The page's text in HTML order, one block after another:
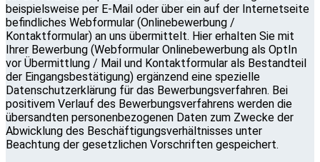
beispielsweise per E-Mail oder über ein auf der Internetseite
befindliches Webformular (Onlinebewerbung /
Kontaktformular) an uns übermittelt. Hier erhalten Sie mit
Ihrer Bewerbung (Webformular Onlinebewerbung als OptIn
vor Übermittlung / Mail und Kontaktformular als Bestandteil
der Eingangsbestätigung) ergänzend eine spezielle
Datenschutzerklärung für das Bewerbungsverfahren. Bei
positivem Verlauf des Bewerbungsverfahrens werden die
übersandten personenbezogenen Daten zum Zwecke der
Abwicklung des Beschäftigungsverhältnisses unter
Beachtung der gesetzlichen Vorschriften gespeichert.